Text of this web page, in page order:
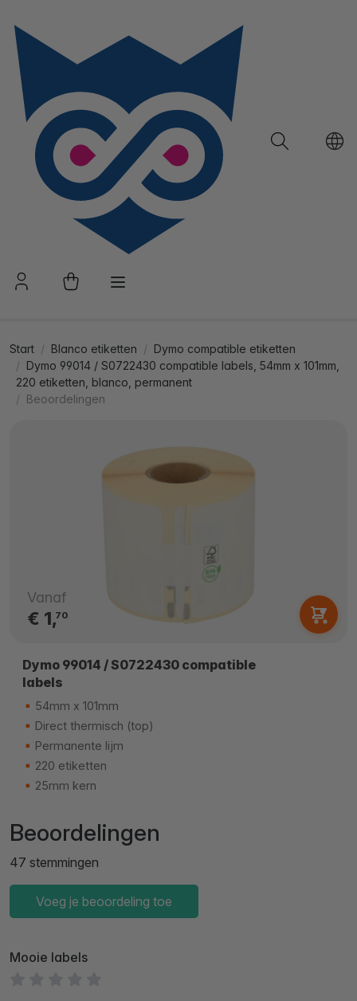
Start Blanco etiketten
Dymo compatible etiketten
Dymo 99014 / S0722430 compatible labels, 54mm x 101mm,
220 etiketten, blanco, permanent
Beoordelingen
Vanaf
€ 1,70
Dymo 99014 / S0722430 compatible
labels
54mm x 101mm
Direct thermisch (top)
Permanente lijm
220 etiketten
25mm kern
Beoordelingen
47 stemmingen
Voeg je beoordeling toe
Mooie labels